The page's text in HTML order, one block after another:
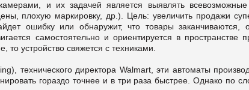
и их задачей является выявлять
плохую маркировку, др.). Цель: увеличить продажи
ошибку или обнаружит, что товары заканчиваются,
самостоятельно и ориентируется в пространстве
то устройство свяжется с техниками.
технического директора Walmart, эти автоматы
гораздо точнее и в три раза быстрее. Однако по